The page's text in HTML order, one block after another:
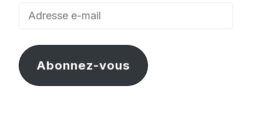
Adresse
mail
Abonnez-vous